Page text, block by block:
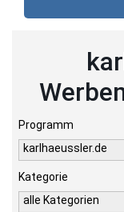
Programm
karlhaeussler.de
Kategorie
alle Kategorien